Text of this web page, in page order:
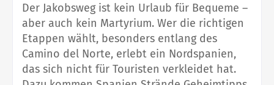
Der Jakobsweg ist kein Urlaub für Bequeme –
aber auch kein Martyrium. Wer die richtigen
Etappen wählt, besonders entlang des
Camino del Norte, erlebt ein Nordspanien,
das sich nicht für Touristen verkleidet hat.